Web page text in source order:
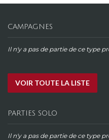
CAMPAGNES
Il n'y a pas de partie de ce type
VOIR TOUTE LA LISTE
PARTIES SOLO
Il n'y a pas de partie de ce type